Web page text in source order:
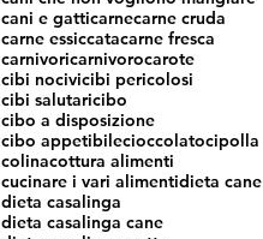
cani e gatticarnecarne cruda
carne essiccatacarne fresca
carnivoricarnivorocarote
cibi nocivicibi pericolosi
cibi salutaricibo
cibo a disposizione
cibo appetibilecioccolatocipolla
colinacottura alimenti
cucinare i vari alimentidieta cane
dieta casalinga
dieta casalinga cane